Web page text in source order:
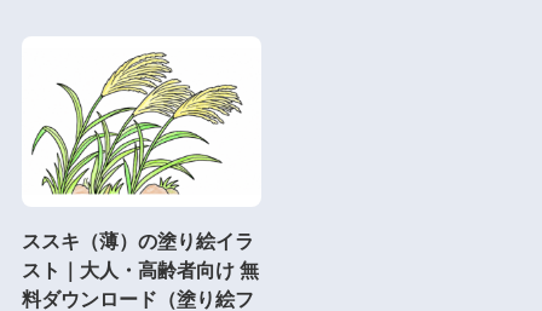
ススキ（薄）の塗り絵イラ
スト｜大人・高齢者向け 無
料ダウンロード（塗り絵フ